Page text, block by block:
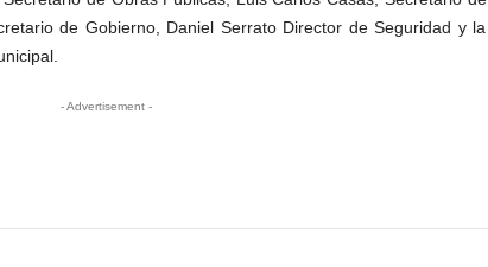
de Gobierno, Daniel Serrato Director de Seguridad y la
- Advertisement -